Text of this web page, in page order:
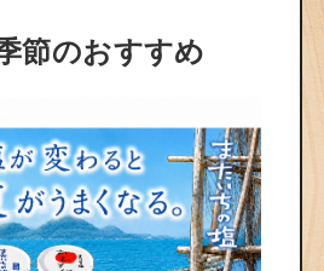
節のおすすめ